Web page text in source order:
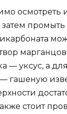
осмотреть
— уксус, а для
гашеную
стоит